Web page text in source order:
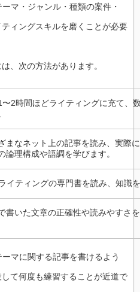
マ・ジャンル・種類の案件・
ィングスキルを磨くことが必要
、次の方法があります。
〜2時間ほどライティングに充て、
まなネット上の記事を読み、実際
論理構成や語調を学びます。
イティングの専門書を読み、知識
書いた文章の正確性や読みやすさ
マに関する記事を書けるよう
て何度も練習することが近道で